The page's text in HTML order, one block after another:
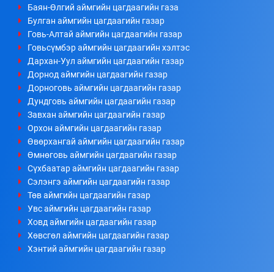
Баян-Өлгий аймгийн цагдаагийн газа
Булган аймгийн цагдаагийн газар
Говь-Алтай аймгийн цагдаагийн газар
Говьсүмбэр аймгийн цагдаагийн хэлтэс
Дархан-Уул аймгийн цагдаагийн газар
Дорнод аймгийн цагдаагийн газар
Дорноговь аймгийн цагдаагийн газар
Дундговь аймгийн цагдаагийн газар
Завхан аймгийн цагдаагийн газар
Орхон аймгийн цагдаагийн газар
Өвөрхангай аймгийн цагдаагийн газар
Өмнөговь аймгийн цагдаагийн газар
Сүхбаатар аймгийн цагдаагийн газар
Сэлэнгэ аймгийн цагдаагийн газар
Төв аймгийн цагдаагийн газар
Увс аймгийн цагдаагийн газар
Ховд аймгийн цагдаагийн газар
Хөвсгөл аймгийн цагдаагийн газар
Хэнтий аймгийн цагдаагийн газар